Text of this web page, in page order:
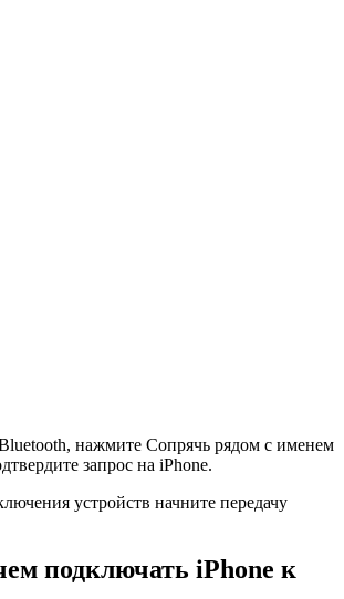
нажмите Сопрячь рядом с именем
запрос на iPhone.
устройств начните передачу
подключать iPhone к